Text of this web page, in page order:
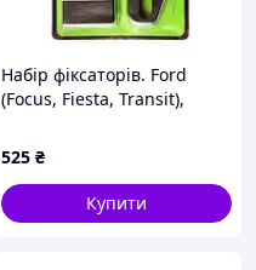
Набір фіксаторів. Ford
(Focus, Fiesta, Transit),
525 ₴
Купити